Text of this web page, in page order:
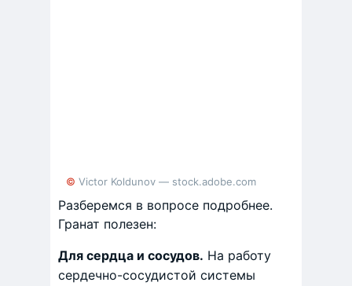
© Victor Koldunov — stock.adobe.com
Разберемся в вопросе подробнее.
Гранат полезен:
Для сердца и сосудов. На работу
сердечно-сосудистой системы